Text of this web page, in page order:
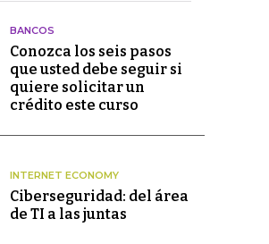
BANCOS
Conozca los seis pasos
que usted debe seguir si
quiere solicitar un
crédito este curso
INTERNET ECONOMY
Ciberseguridad: del área
de TI a las juntas